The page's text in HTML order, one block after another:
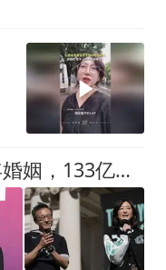
蔡崇信吴明华离婚：30年婚姻，133亿美元豪门终结